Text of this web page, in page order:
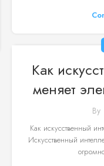
Как
меняет
By
Как искусственный
Искусственный